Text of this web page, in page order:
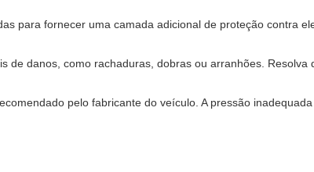
para fornecer uma camada adicional de proteção contra
danos, como rachaduras, dobras ou arranhões.
pelo fabricante do veículo. A pressão